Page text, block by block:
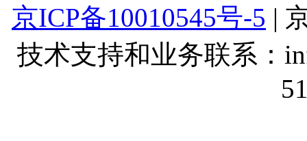
京ICP备10010545号-5 |
技术支持和业务联系：